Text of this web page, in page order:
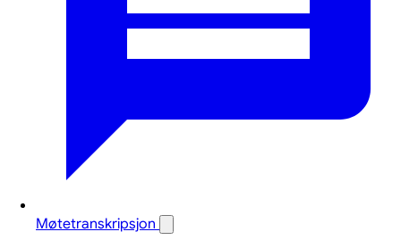
Møtetranskripsjon